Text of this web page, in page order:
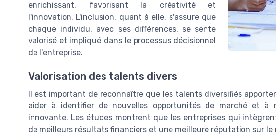
enrichissant, favorisant la créativité et
l'innovation. L'inclusion, quant à elle, s'assure que
chaque individu, avec ses différences, se sente
valorisé et impliqué dans le processus décisionnel
de l'entreprise.
Valorisation des talents divers
Il est important de reconnaître que les talents diversifiés
aider à identifier de nouvelles opportunités de marché et à
innovante. Les études montrent que les entreprises qui
de meilleurs résultats financiers et une meilleure réputation sur le